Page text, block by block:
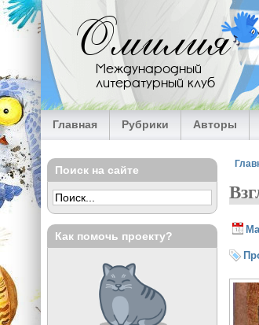
Перейти к основному содержанию
Омилия
Международный
литературный клуб
Главная Рубрики Авторы
Вы
Поиск на сайте
Как помочь проекту?